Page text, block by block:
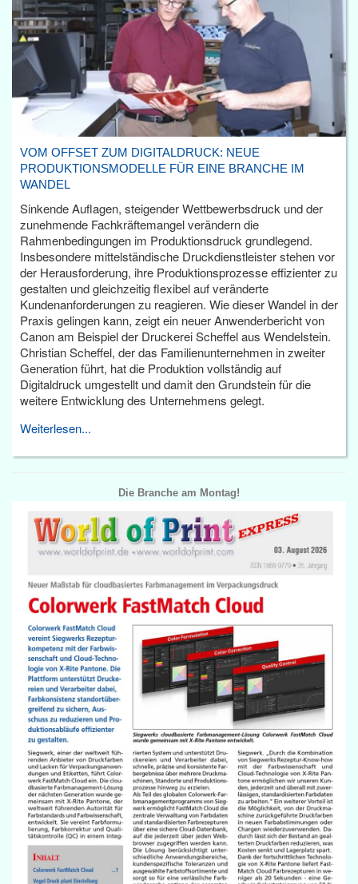
VOM OFFSET ZUM DIGITALDRUCK: NEUE
PRODUKTIONSMODELLE FÜR EINE BRANCHE IM
WANDEL
Sinkende Auflagen, steigender Wettbewerbsdruck und der
zunehmende Fachkräftemangel verändern die
Rahmenbedingungen im Produktionsdruck grundlegend.
Insbesondere mittelständische Druckdienstleister stehen vor
der Herausforderung, ihre Produktionsprozesse effizienter zu
gestalten und gleichzeitig flexibel auf veränderte
Kundenanforderungen zu reagieren. Wie dieser Wandel in der
Praxis gelingen kann, zeigt ein neuer Anwenderbericht von
Canon am Beispiel der Druckerei Scheffel aus Wendelstein.
Christian Scheffel, der das Familienunternehmen in zweiter
Generation führt, hat die Produktion vollständig auf
Digitaldruck umgestellt und damit den Grundstein für die
weitere Entwicklung des Unternehmens gelegt.
Weiterlesen...
Die Branche am Montag!